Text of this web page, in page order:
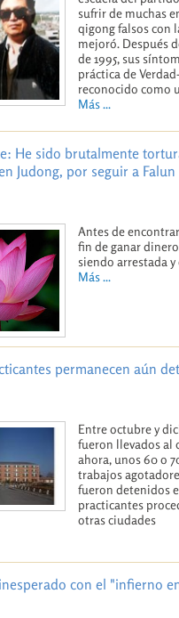
sufrir de muchas
qigong falsos con
mejoró. Después
de 1995, sus
práctica de
reconocido como
Más ...
He sido brutalmente
Judong, por seguir a
Antes de
fin de ganar
siendo arrestada y
Más ...
permanecen aún
Entre octubre y
fueron llevados al
ahora, unos 60 o
trabajos
fueron detenidos
practicantes
otras ciudades
con el "infierno